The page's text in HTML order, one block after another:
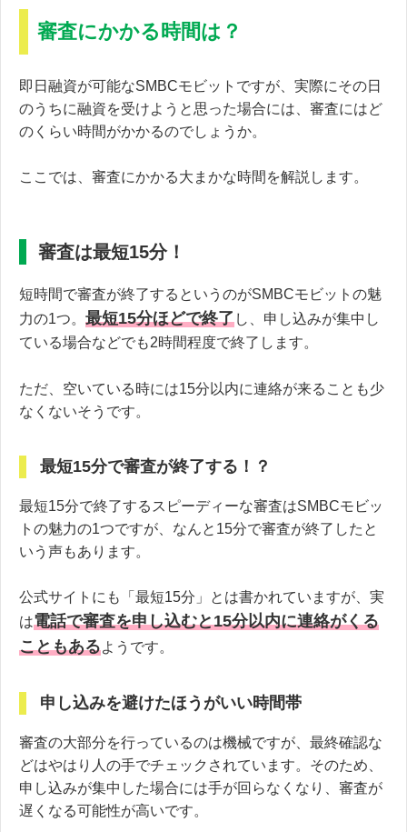
審査にかかる時間は？
即日融資が可能なSMBCモビットですが、実際にその日
のうちに融資を受けようと思った場合には、審査にはど
のくらい時間がかかるのでしょうか。
ここでは、審査にかかる大まかな時間を解説します。
審査は最短15分！
短時間で審査が終了するというのがSMBCモビットの魅
力の1つ。 最短15分ほどで終了し、申し込みが集中し
ている場合などでも2時間程度で終了します。
ただ、空いている時には15分以内に連絡が来ることも少
なくないそうです。
最短15分で審査が終了する！？
最短15分で終了するスピーディーな審査はSMBCモビッ
トの魅力の1つですが、なんと15分で審査が終了したと
いう声もあります。
公式サイトにも「最短15分」とは書かれていますが、実
は電話で審査を申し込むと15分以内に連絡がくる
こともあるようです。
申し込みを避けたほうがいい時間帯
審査の大部分を行っているのは機械ですが、最終確認な
どはやはり人の手でチェックされています。そのため、
申し込みが集中した場合には手が回らなくなり、審査が
遅くなる可能性が高いです。